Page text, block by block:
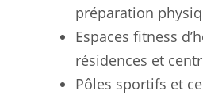
préparation
Espaces fitness
résidences et
Pôles sportifs et